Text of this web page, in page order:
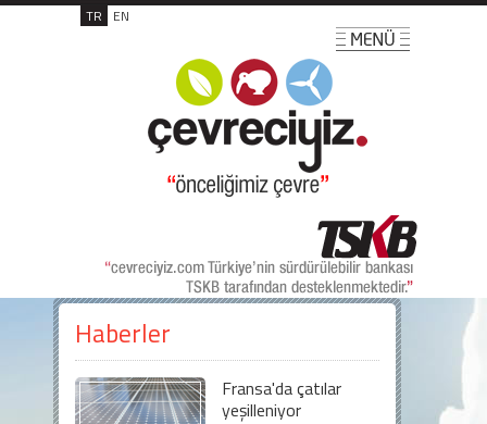
TR EN
Haberler
Fransa'da çatılar
yeşilleniyor